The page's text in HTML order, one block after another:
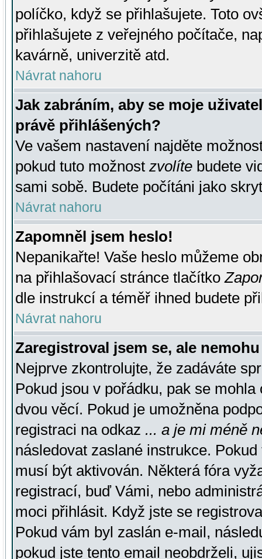
políčko, když se přihlašujete. Toto
přihlašujete z veřejného počítače,
kavárně, univerzitě atd.
Návrat nahoru
Jak zabráním, aby se moje
právě přihlášených?
Ve vašem nastavení najděte
pokud tuto možnost zvolíte budete
sami sobě. Budete počítáni jako
Návrat nahoru
Zapomněl jsem heslo!
Nepanikařte! Vaše heslo můžeme
na přihlašovací stránce tlačítko
dle instrukcí a téměř ihned budete
Návrat nahoru
Zaregistroval jsem se, ale
Nejprve zkontrolujte, že zadáváte
Pokud jsou v pořádku, pak se
dvou věcí. Pokud je umožněna
registraci na odkaz ... a je mi méně
následovat zaslané instrukce.
musí být aktivován. Některá fóra
registrací, buď Vámi, nebo
moci přihlásit. Když jste se
Pokud vám byl zaslán e-mail,
pokud jste tento email neobdrželi,